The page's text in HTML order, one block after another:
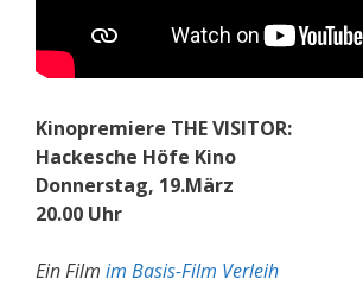
Kinopremiere THE VISITOR:
Hackesche Höfe Kino
Donnerstag, 19.März
20.00 Uhr
Ein Film im Basis-Film Verleih